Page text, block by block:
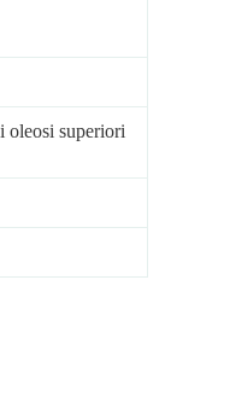
oleosi superiori